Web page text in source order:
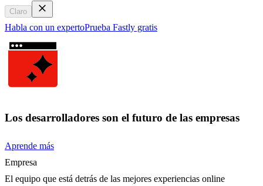
Claro
Habla con un expertoPrueba Fastly gratis
Los desarrolladores son el futuro de las empresas
Aprende más
Empresa
El equipo que está detrás de las mejores experiencias online